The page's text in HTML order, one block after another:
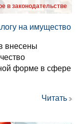
в законодательстве
на иму­щес­тво
внесены
форме в сфере
Читать